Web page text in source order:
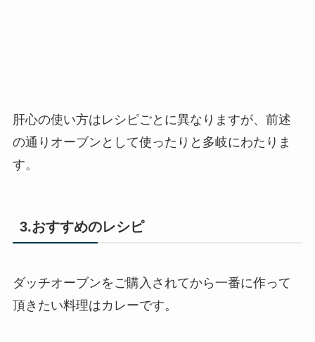
肝心の使い方はレシピごとに異なりますが、前述
の通りオーブンとして使ったりと多岐にわたりま
す。
3.おすすめのレシピ
ダッチオーブンをご購入されてから一番に作って
頂きたい料理はカレーです。